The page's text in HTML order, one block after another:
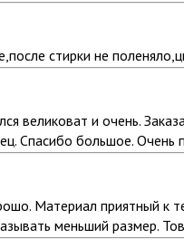
стирки не
великоват и очень.
Спасибо большое. Очень
Материал приятный к
меньший размер.